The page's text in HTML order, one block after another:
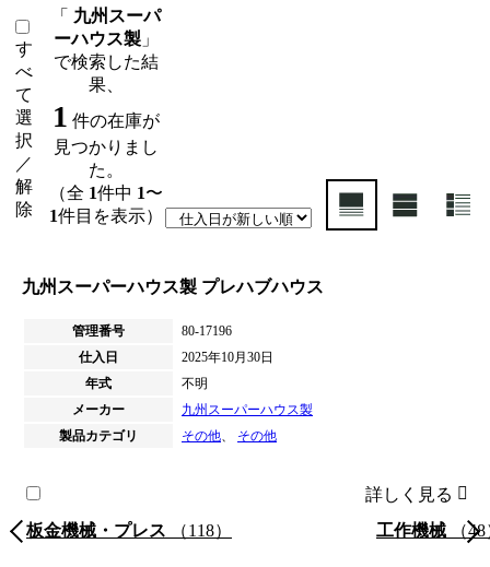
す
べ
て
選
択
／
解
除
「 九州スーパ
ーハウス製 」
で検索した結
果、
1 件の在庫が
見つかりまし
た。
（全 1件中 1〜
1件目を表示）
九州スーパーハウス製 プレハブハウス
管理番号
80-17196
仕入日
2025年10月30日
年式
不明
メーカー
九州スーパーハウス製
製品カテゴリ
その他、 その他
詳しく見る
板金機械・プレス
（118） 工作機械 （